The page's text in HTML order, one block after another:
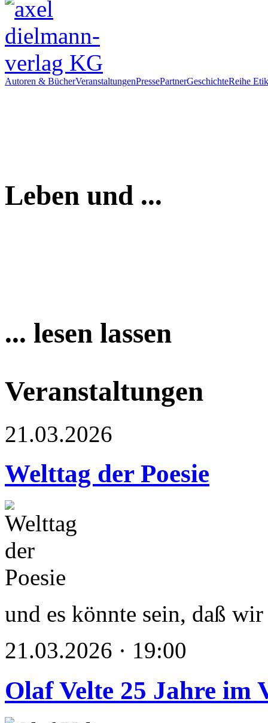
Autoren & BücherVeranstaltungenPressePartnerGeschichteReihe
Leben und ...
... lesen lassen
Veranstaltungen
21.03.2026
Welttag der Poesie
und es könnte sein, daß
21.03.2026 · 19:00
Olaf Velte 25 Jahre im